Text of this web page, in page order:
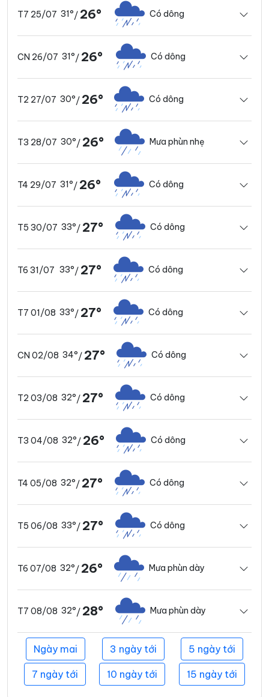
T7 25/07 31°/ 26° Có dông
CN 26/07 31°/ 26° Có dông
T2 27/07 30°/ 26° Có dông
T3 28/07 30°/ 26° Mưa phùn nhẹ
T4 29/07 31°/ 26° Có dông
T5 30/07 33°/ 27° Có dông
T6 31/07 33°/ 27° Có dông
T7 01/08 33°/ 27° Có dông
CN 02/08 34°/ 27° Có dông
T2 03/08 32°/ 27° Có dông
T3 04/08 32°/ 26° Có dông
T4 05/08 32°/ 27° Có dông
T5 06/08 33°/ 27° Có dông
T6 07/08 32°/ 26° Mưa phùn dày
T7 08/08 32°/ 28° Mưa phùn dày
Ngày mai 3 ngày tới 5 ngày tới
7 ngày tới 10 ngày tới 15 ngày tới